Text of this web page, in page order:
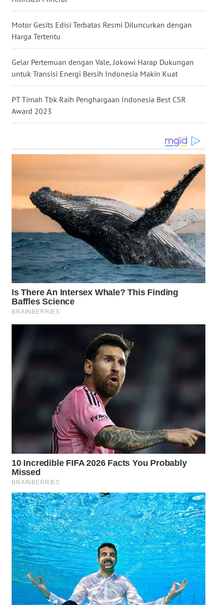
Motor Gesits Edisi Terbatas Resmi Diluncurkan dengan
Harga Tertentu
Gelar Pertemuan dengan Vale, Jokowi Harap Dukungan
untuk Transisi Energi Bersih Indonesia Makin Kuat
PT Timah Tbk Raih Penghargaan Indonesia Best CSR
Award 2023
KALTENG
WN
KALTARA
WN
KALSEL
KALTIM
WN
GORONTALO
WN
SULUT
WN
MALUKU
WN
WN
LANGKAT
WN
TAPANULI
SELATAN
WN
TANJUNG
LESUNG
WN